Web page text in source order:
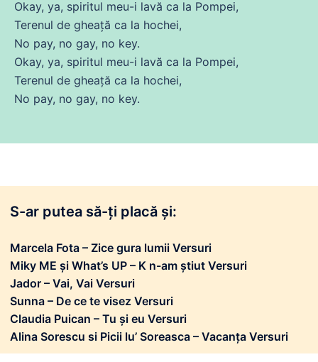
Okay, ya, spiritul meu-i lavă ca la Pompei,
Terenul de gheață ca la hochei,
No pay, no gay, no key.
Okay, ya, spiritul meu-i lavă ca la Pompei,
Terenul de gheață ca la hochei,
No pay, no gay, no key.
S-ar putea să-ți placă și:
Marcela Fota – Zice gura lumii Versuri
Miky ME și What’s UP – K n-am știut Versuri
Jador – Vai, Vai Versuri
Sunna – De ce te visez Versuri
Claudia Puican – Tu și eu Versuri
Alina Sorescu si Picii lu’ Soreasca – Vacanța Versuri